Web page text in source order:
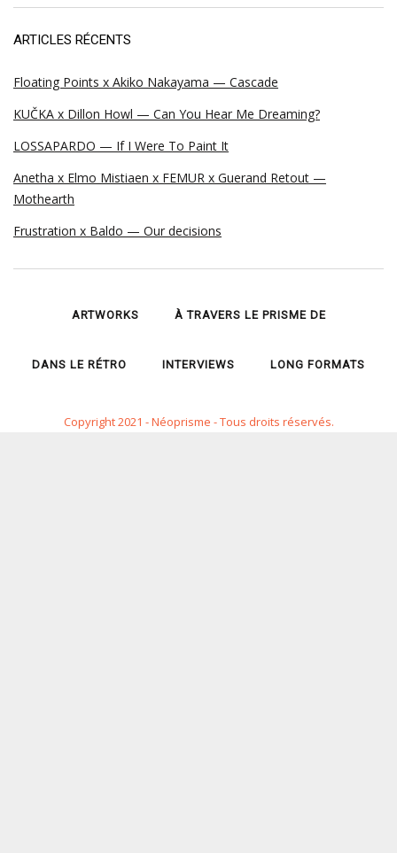
ARTICLES RÉCENTS
Floating Points x Akiko Nakayama — Cascade
KUČKA x Dillon Howl — Can You Hear Me Dreaming?
LOSSAPARDO — If I Were To Paint It
Anetha x Elmo Mistiaen x FEMUR x Guerand Retout —
Mothearth
Frustration x Baldo — Our decisions
ARTWORKS À TRAVERS LE PRISME DE
DANS LE RÉTRO INTERVIEWS LONG FORMATS
Copyright 2021 - Néoprisme - Tous droits réservés.